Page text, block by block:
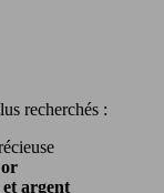
recherchés :
argent